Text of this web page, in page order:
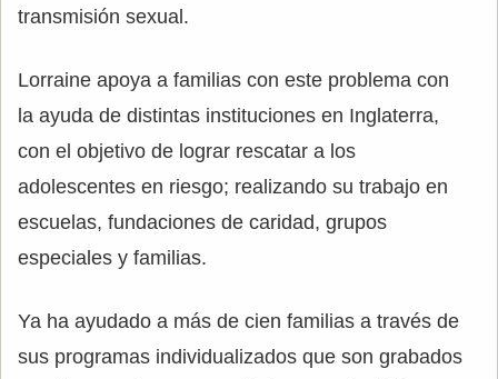
transmisión sexual.
Lorraine apoya a familias con este problema con
la ayuda de distintas instituciones en Inglaterra,
con el objetivo de lograr rescatar a los
adolescentes en riesgo; realizando su trabajo en
escuelas, fundaciones de caridad, grupos
especiales y familias.
Ya ha ayudado a más de cien familias a través de
sus programas individualizados que son grabados